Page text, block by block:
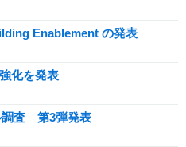
Enablement の発表
化を発表
調査 第3弾発表